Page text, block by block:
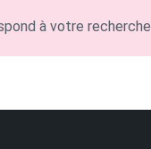
à votre recherche